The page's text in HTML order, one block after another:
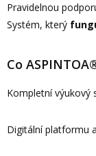
Pravidelnou
Systém, který
Co
Kompletní výukový
Digitální platformu